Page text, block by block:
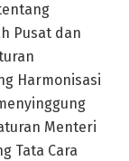
Pusat dan
Harmonisasi
Menteri
Tata Cara